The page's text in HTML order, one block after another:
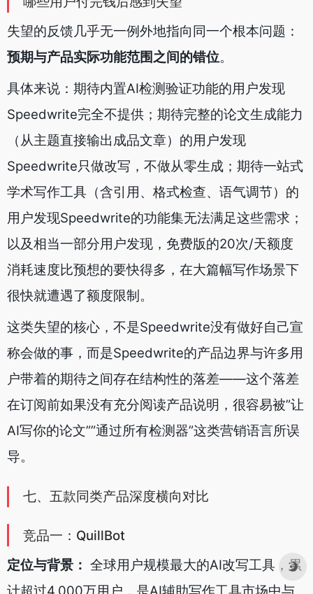
失望的反馈几乎无一例外地指向同一个根本问题：
预期与产品实际功能范围之间的错位。
具体来说：期待内置AI检测验证功能的用户发现
Speedwrite完全不提供；期待完整的论文生成能力
（从主题直接输出成品文章）的用户发现
Speedwrite只做改写，不做从零生成；期待一站式
学术写作工具（含引用、格式检查、语气调节）的
用户发现Speedwrite的功能集无法满足这些需求；
以及相当一部分用户发现，免费版的20次/天额度
消耗速度比预想的要快得多，在大篇幅写作场景下
很快就遭遇了额度限制。
这类失望的核心，不是Speedwrite没有做好自己宣
称会做的事，而是Speedwrite的产品边界与许多用
户带着的期待之间存在结构性的落差——这个落差
在订阅前如果没有充分阅读产品说明，很容易被”让
AI写你的论文””通过所有检测器”这类营销语言所误
导。
七、五款同类产品深度横向对比
竞品一：QuillBot
定位与背景： 全球用户规模最大的AI改写工具，累
计超过4,000万用户，是AI辅助写作工具市场中与